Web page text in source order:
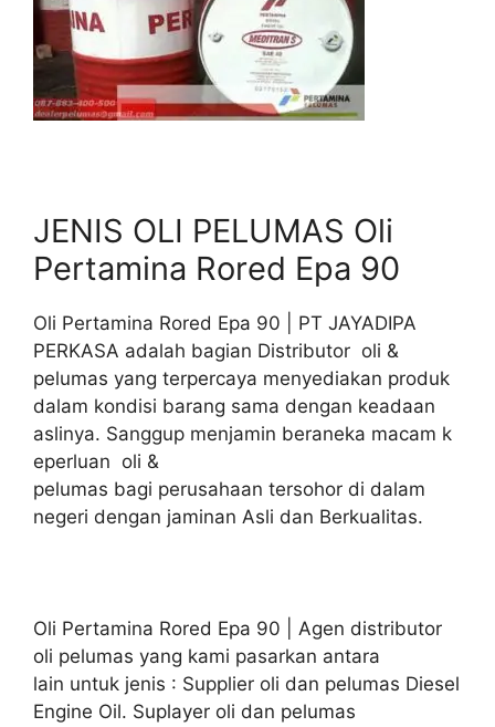
JENIS OLI PELUMAS Oli
Pertamina Rored Epa 90
Oli Pertamina Rored Epa 90 | PT JAYADIPA
PERKASA adalah bagian Distributor oli &
pelumas yang terpercaya menyediakan produk
dalam kondisi barang sama dengan keadaan
aslinya. Sanggup menjamin beraneka macam k
eperluan oli &
pelumas bagi perusahaan tersohor di dalam
negeri dengan jaminan Asli dan Berkualitas.
Oli Pertamina Rored Epa 90 | Agen distributor
oli pelumas yang kami pasarkan antara
lain untuk jenis : Supplier oli dan pelumas Diesel
Engine Oil. Suplayer oli dan pelumas